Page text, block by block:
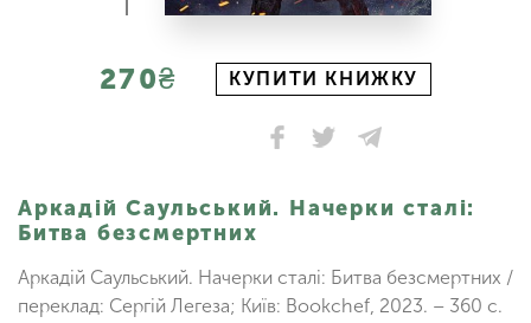
270₴ КУПИТИ КНИЖКУ
Аркадій Саульський. Начерки сталі:
Битва безсмертних
Аркадій Саульський. Начерки сталі: Битва безсмертних /
переклад: Сергій Легеза; Київ: Bookchef, 2023. – 360 с.